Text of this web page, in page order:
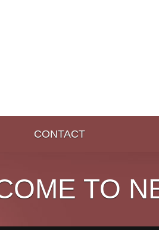
CONTACT
TO